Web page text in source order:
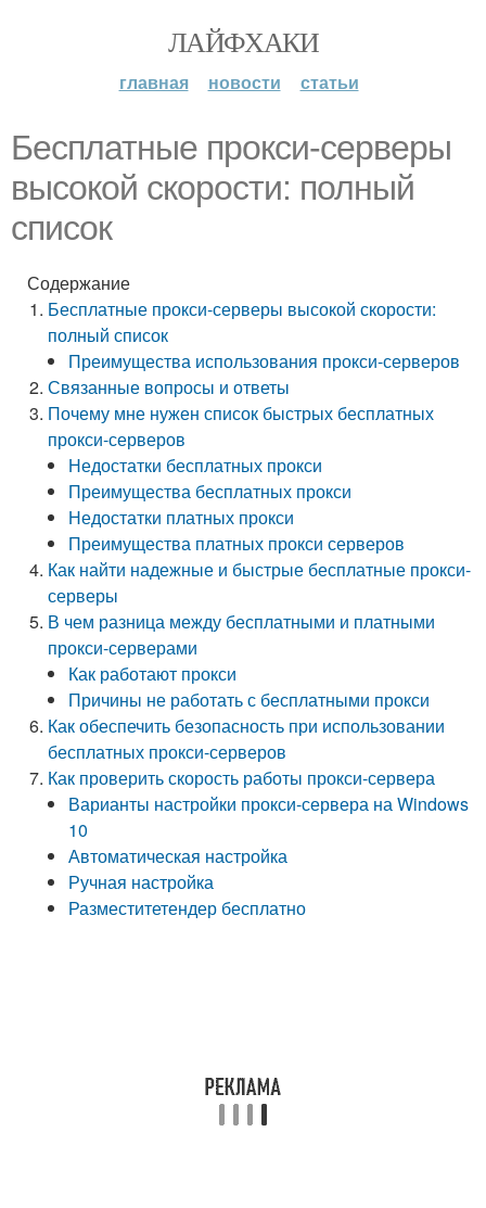
ЛАЙФХАКИ
главная новости статьи
Бесплатные прокси-серверы
высокой скорости: полный
список
Содержание
Бесплатные прокси-серверы высокой скорости:
полный список
Преимущества использования прокси-серверов
Связанные вопросы и ответы
Почему мне нужен список быстрых бесплатных
прокси-серверов
Недостатки бесплатных прокси
Преимущества бесплатных прокси
Недостатки платных прокси
Преимущества платных прокси серверов
Как найти надежные и быстрые бесплатные прокси-
серверы
В чем разница между бесплатными и платными
прокси-серверами
Как работают прокси
Причины не работать с бесплатными прокси
Как обеспечить безопасность при использовании
бесплатных прокси-серверов
Как проверить скорость работы прокси-сервера
Варианты настройки прокси-сервера на Windows
10
Автоматическая настройка
Ручная настройка
Разместитетендер бесплатно